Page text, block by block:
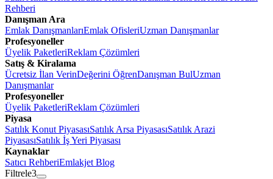
Rehberi
Danışman Ara
Emlak DanışmanlarıEmlak OfisleriUzman Danışmanlar
Profesyoneller
Üyelik PaketleriReklam Çözümleri
Satış & Kiralama
Ücretsiz İlan VerinDeğerini ÖğrenDanışman BulUzman
Danışmanlar
Profesyoneller
Üyelik PaketleriReklam Çözümleri
Piyasa
Satılık Konut PiyasasıSatılık Arsa PiyasasıSatılık Arazi
PiyasasıSatılık İş Yeri Piyasası
Kaynaklar
Satıcı RehberiEmlakjet Blog
Filtrele3